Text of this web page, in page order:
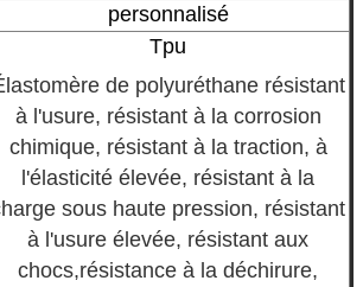
personnalisé
Tpu
de polyuréthane résistant
à l'usure, résistant à la corrosion
chimique, résistant à la traction, à
l'élasticité élevée, résistant à la
sous haute pression, résistant
à l'usure élevée, résistant aux
chocs,résistance à la déchirure,